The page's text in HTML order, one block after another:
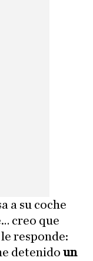
a su coche
creo que
responde:
detenido un